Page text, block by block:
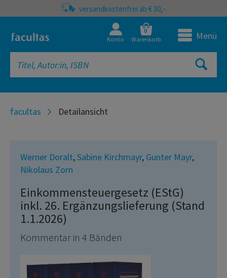
versandkostenfrei ab € 30,–
Konto
0
Warenkorb Menü
facultas Detailansicht
Werner Doralt,Sabine Kirchmayr, Gunter Mayr,
Nikolaus Zorn
Einkommensteuergesetz (EStG)
inkl. 26. Ergänzungslieferung (Stand
1.1.2026)
Kommentar in 4 Bänden